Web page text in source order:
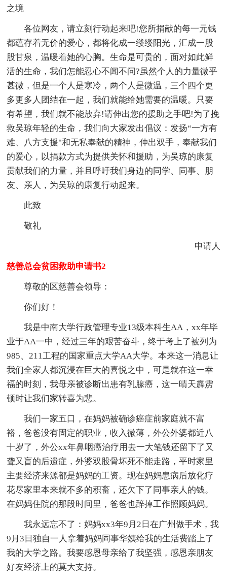
之境
各位网友，请立刻行动起来吧!您所捐献的每一元钱
都蕴存着无价的爱心，都将化成一缕缕阳光，汇成一股
股甘泉，温暖着她的心胸。生命是可贵的，面对如此鲜
活的生命，我们怎能忍心不闻不问?虽然个人的力量微乎
甚微，但是一个人是寒冷，两个人是微温，三个四个更
多更多人团结在一起，我们就能给她需要的温暖。只要
有希望，我们就不能放弃!请伸出您的援助之手吧!为了挽
救吴琼年轻的生命，我们向大家发出倡议：发扬“一方有
难、八方支援"和无私奉献的精神，伸出双手，奉献我们
的爱心，以捐款方式为提供关怀和援助，为吴琼的康复
贡献我们的力量，并且呼吁我们身边的同学、同事、朋
友、亲人，为吴琼的康复行动起来。
此致
敬礼
申请人
慈善总会贫困救助申请书2
尊敬的区慈善会领导：
你们好！
我是中南大学行政管理专业13级本科生AA，xx年毕
业于AA一中，经过三年的艰苦奋斗，终于考上了被列为
985、211工程的国家重点大学AA大学。本来这一消息让
我们全家人都沉浸在巨大的喜悦之中，可是就在这一幸
福的时刻，我母亲被诊断出患有乳腺癌，这一晴天霹雳
顿时让我们家转喜为悲。
我们一家五口，在妈妈被确诊癌症前家庭就不富
裕，爸爸没有固定的职业，收入微薄，外公外婆都近八
十岁了，外公xx年鼻咽癌治疗用去一大笔钱还留下了又
聋又盲的后遗症，外婆双股骨坏死不能走路，平时家里
主要经济来源都是妈妈的工资。现在妈妈患病后放化疗
花尽家里本来就不多的积畜，还欠下了同事亲人的钱。
在妈妈住院的那段时间里，爸爸也辞掉工作照顾妈妈。
我永远忘不了：妈妈xx3年9月2日在广州做手术，我
9月3日独自一人拿着妈妈同事华姨给我的生活费踏上了
我的大学之路。我要感恩母亲给了我坚强，感恩亲朋友
好友经济上的莫大支持。